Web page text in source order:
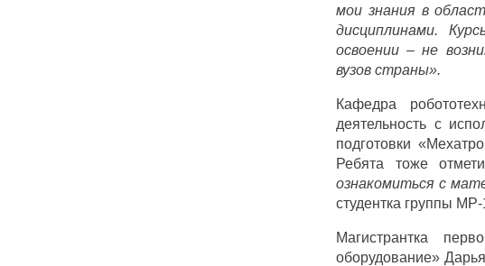
мои знания в
дисциплинами.
освоении – не
вузов страны».
Кафедра
деятельность с
подготовки
Ребята тоже
ознакомиться с
студентка группы МР-
Магистрантка
оборудование»